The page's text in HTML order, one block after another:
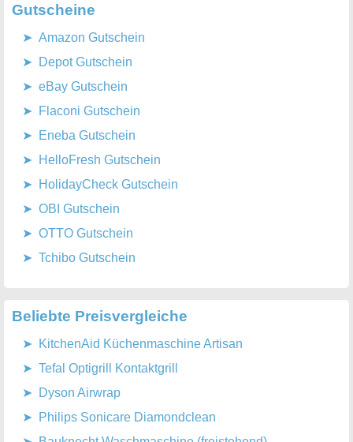
Gutscheine
Amazon Gutschein
Depot Gutschein
eBay Gutschein
Flaconi Gutschein
Eneba Gutschein
HelloFresh Gutschein
HolidayCheck Gutschein
OBI Gutschein
OTTO Gutschein
Tchibo Gutschein
Beliebte Preisvergleiche
KitchenAid Küchenmaschine Artisan
Tefal Optigrill Kontaktgrill
Dyson Airwrap
Philips Sonicare Diamondclean